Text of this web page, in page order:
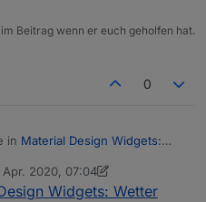
Beitrag wenn er euch geholfen hat.
0
in Material Design Widgets:
Apr. 2020, 07:04
Negalein
Widgets: Wetter